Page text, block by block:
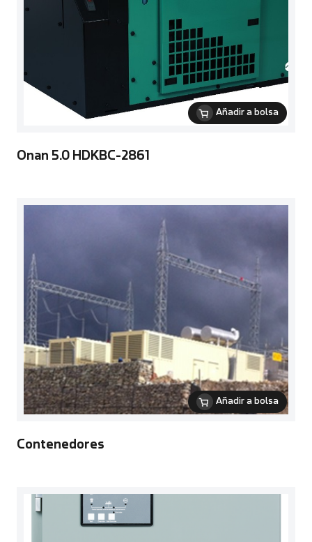
Añadir a bolsa
Onan 5.0 HDKBC-2861
Añadir a bolsa
Contenedores